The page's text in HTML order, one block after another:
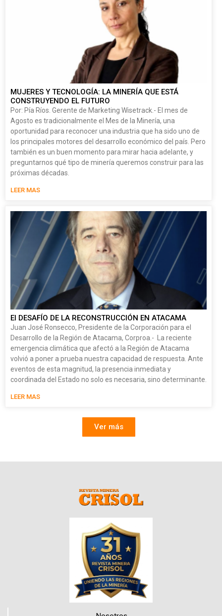
MUJERES Y TECNOLOGÍA: LA MINERÍA QUE ESTÁ
CONSTRUYENDO EL FUTURO
Por: Pía Ríos. Gerente de Marketing Wisetrack.- El mes de
Agosto es tradicionalmente el Mes de la Minería, una
oportunidad para reconocer una industria que ha sido uno de
los principales motores del desarrollo económico del país. Pero
también es un buen momento para mirar hacia adelante, y
preguntarnos qué tipo de minería queremos construir para las
próximas décadas.
LEER MAS
El DESAFÍO DE LA RECONSTRUCCIÓN EN ATACAMA
Juan José Ronsecco, Presidente de la Corporación para el
Desarrollo de la Región de Atacama, Corproa.- La reciente
emergencia climática que afectó a la Región de Atacama
volvió a poner a prueba nuestra capacidad de respuesta. Ante
eventos de esta magnitud, la presencia inmediata y
coordinada del Estado no solo es necesaria, sino determinante.
LEER MAS
Ver más